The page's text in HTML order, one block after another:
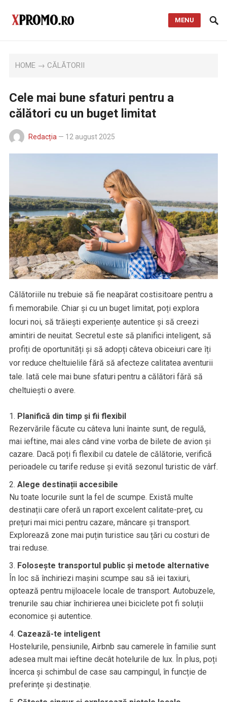
MENU
HOME →CĂLĂTORII
Cele mai bune sfaturi pentru a
călători cu un buget limitat
Redacția — 12 august 2025
Călătoriile nu trebuie să fie neapărat costisitoare pentru a
fi memorabile. Chiar și cu un buget limitat, poți explora
locuri noi, să trăiești experiențe autentice și să creezi
amintiri de neuitat. Secretul este să planifici inteligent, să
profiți de oportunități și să adopți câteva obiceiuri care îți
vor reduce cheltuielile fără să afecteze calitatea aventurii
tale. Iată cele mai bune sfaturi pentru a călători fără să
cheltuiești o avere.
Planifică din timp și fii flexibil
Rezervările făcute cu câteva luni înainte sunt, de regulă,
mai ieftine, mai ales când vine vorba de bilete de avion și
cazare. Dacă poți fi flexibil cu datele de călătorie, verifică
perioadele cu tarife reduse și evită sezonul turistic de vârf.
Alege destinații accesibile
Nu toate locurile sunt la fel de scumpe. Există multe
destinații care oferă un raport excelent calitate-preț, cu
prețuri mai mici pentru cazare, mâncare și transport.
Explorează zone mai puțin turistice sau țări cu costuri de
trai reduse.
Folosește transportul public și metode alternative
În loc să închiriezi mașini scumpe sau să iei taxiuri,
optează pentru mijloacele locale de transport. Autobuzele,
trenurile sau chiar închirierea unei biciclete pot fi soluții
economice și autentice.
Cazează-te inteligent
Hostelurile, pensiunile, Airbnb sau camerele în familie sunt
adesea mult mai ieftine decât hotelurile de lux. În plus, poți
încerca și schimbul de case sau campingul, în funcție de
preferințe și destinație.